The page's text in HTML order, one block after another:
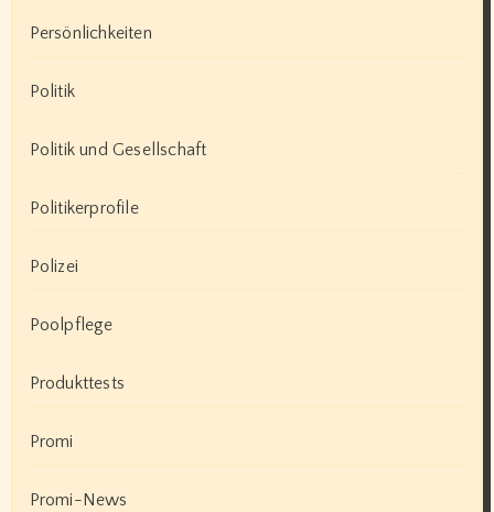
Persönlichkeiten
Politik
Politik und Gesellschaft
Politikerprofile
Polizei
Poolpflege
Produkttests
Promi
Promi-News